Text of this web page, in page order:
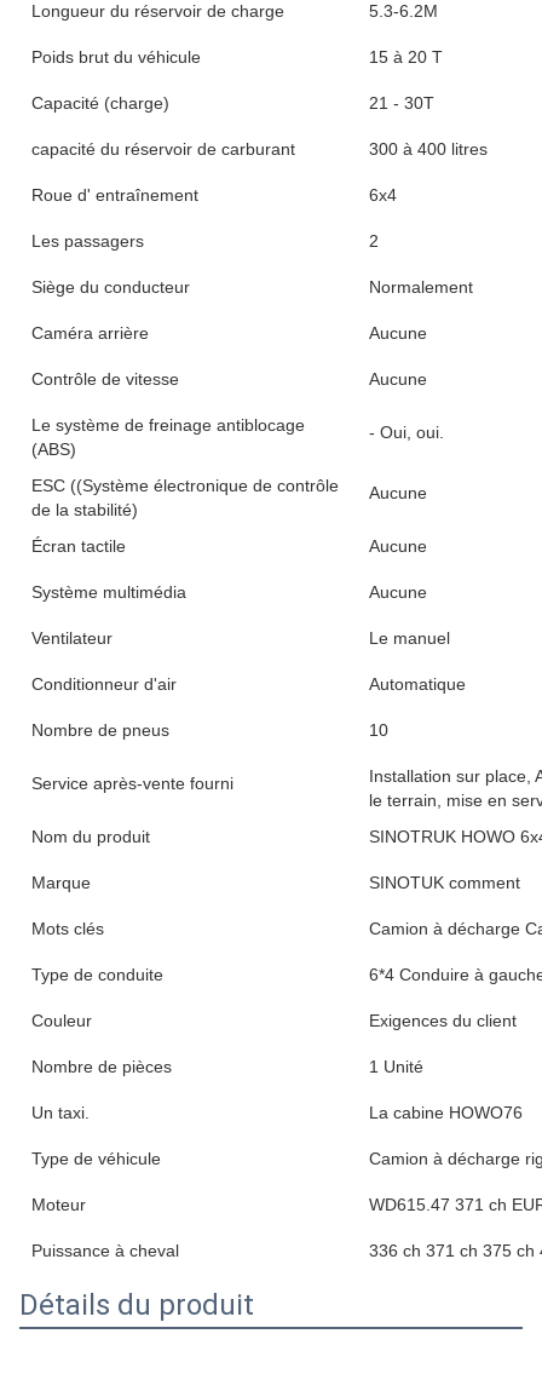
Longueur du réservoir de charge 5.3-6.2M
Poids brut du véhicule 15 à 20 T
Capacité (charge) 21 - 30T
capacité du réservoir de carburant 300 à 400 litres
Roue d' entraînement 6x4
Les passagers 2
Siège du conducteur Normalement
Caméra arrière Aucune
Contrôle de vitesse Aucune
Le système de freinage antiblocage
(ABS)
- Oui, oui.
ESC ((Système électronique de contrôle
de la stabilité)
Aucune
Écran tactile Aucune
Système multimédia Aucune
Ventilateur Le manuel
Conditionneur d'air Automatique
Nombre de pneus 10
Service après-vente fourni
Installation sur place,
le terrain, mise en
Nom du produit
SINOTRUK HOWO
Marque SINOTUK comment
Mots clés Camion à décharge
Type de conduite 6*4 Conduire à
Couleur Exigences du client
Nombre de pièces 1 Unité
Un taxi. La cabine HOWO76
Type de véhicule Camion à décharge
Moteur WD615.47 371 ch
Puissance à cheval 336 ch 371 ch 375 ch
Détails du produit